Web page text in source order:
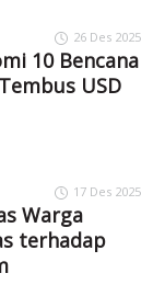
26 Des 2025
10 Bencana
USD
17 Des 2025
Warga
terhadap